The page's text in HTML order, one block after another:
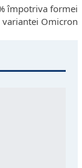
împotriva formei
variantei Omicron